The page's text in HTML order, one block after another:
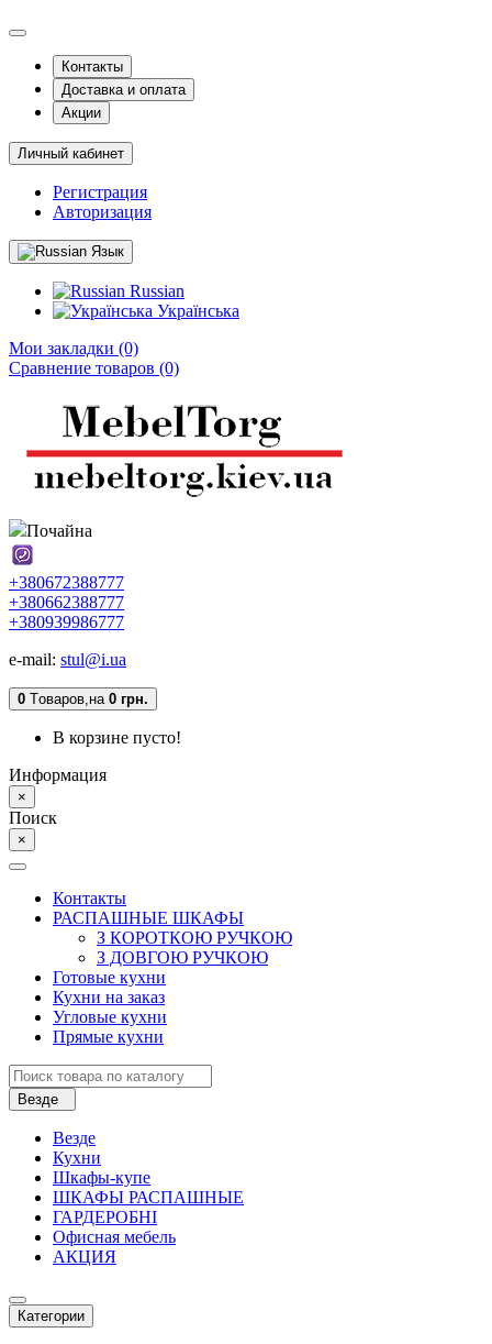
Контакты
Доставка и оплата
Акции
Личный кабинет
Регистрация
Авторизация
Язык
Russian
Українська
Мои закладки (0)
Сравнение товаров (0)
Почайна
+380672388777
+380662388777
+380939986777
e-mail: stul@i.ua
0 Tоваров,на 0 грн.
В корзине пусто!
Информация
×
Поиск
×
Контакты
РАСПАШНЫЕ ШКАФЫ
З КОРОТКОЮ РУЧКОЮ
З ДОВГОЮ РУЧКОЮ
Готовые кухни
Кухни на заказ
Угловые кухни
Прямые кухни
Везде
Везде
Кухни
Шкафы-купе
ШКАФЫ РАСПАШНЫЕ
ГАРДЕРОБНІ
Офисная мебель
АКЦИЯ
Категории